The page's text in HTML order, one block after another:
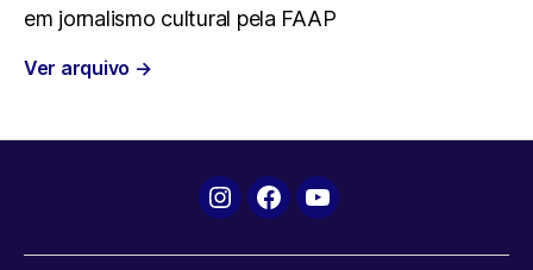
o
o
k
e A
p
r
m
em jornalismo cultural pela FAAP
Ver arquivo →
Instagram
FacebookYouTube